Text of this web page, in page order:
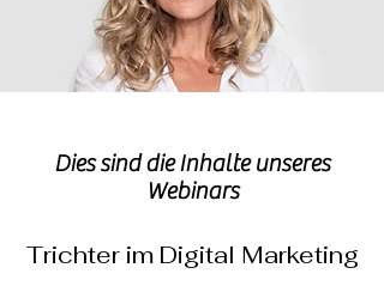
Dies sind die Inhalte unseres
Webinars
Trichter im Digital Marketing